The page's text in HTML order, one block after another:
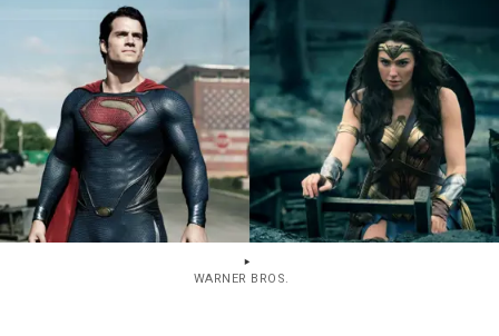
WARNER BROS.